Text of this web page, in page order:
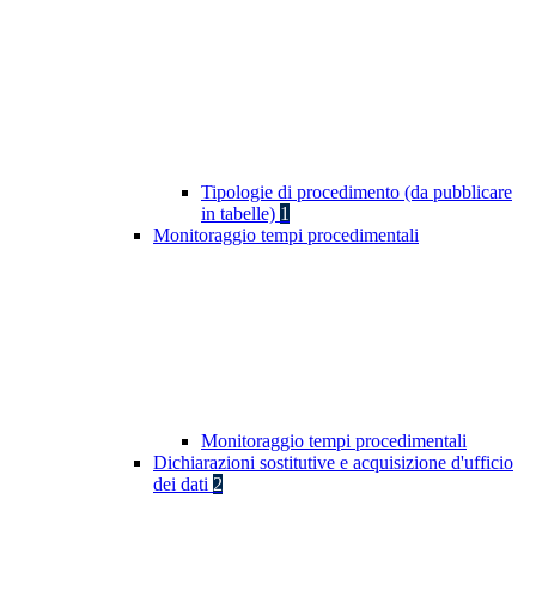
Tipologie di procedimento (da pubblicare
in tabelle) 1
Monitoraggio tempi procedimentali
Monitoraggio tempi procedimentali
Dichiarazioni sostitutive e acquisizione d'ufficio
dei dati 2